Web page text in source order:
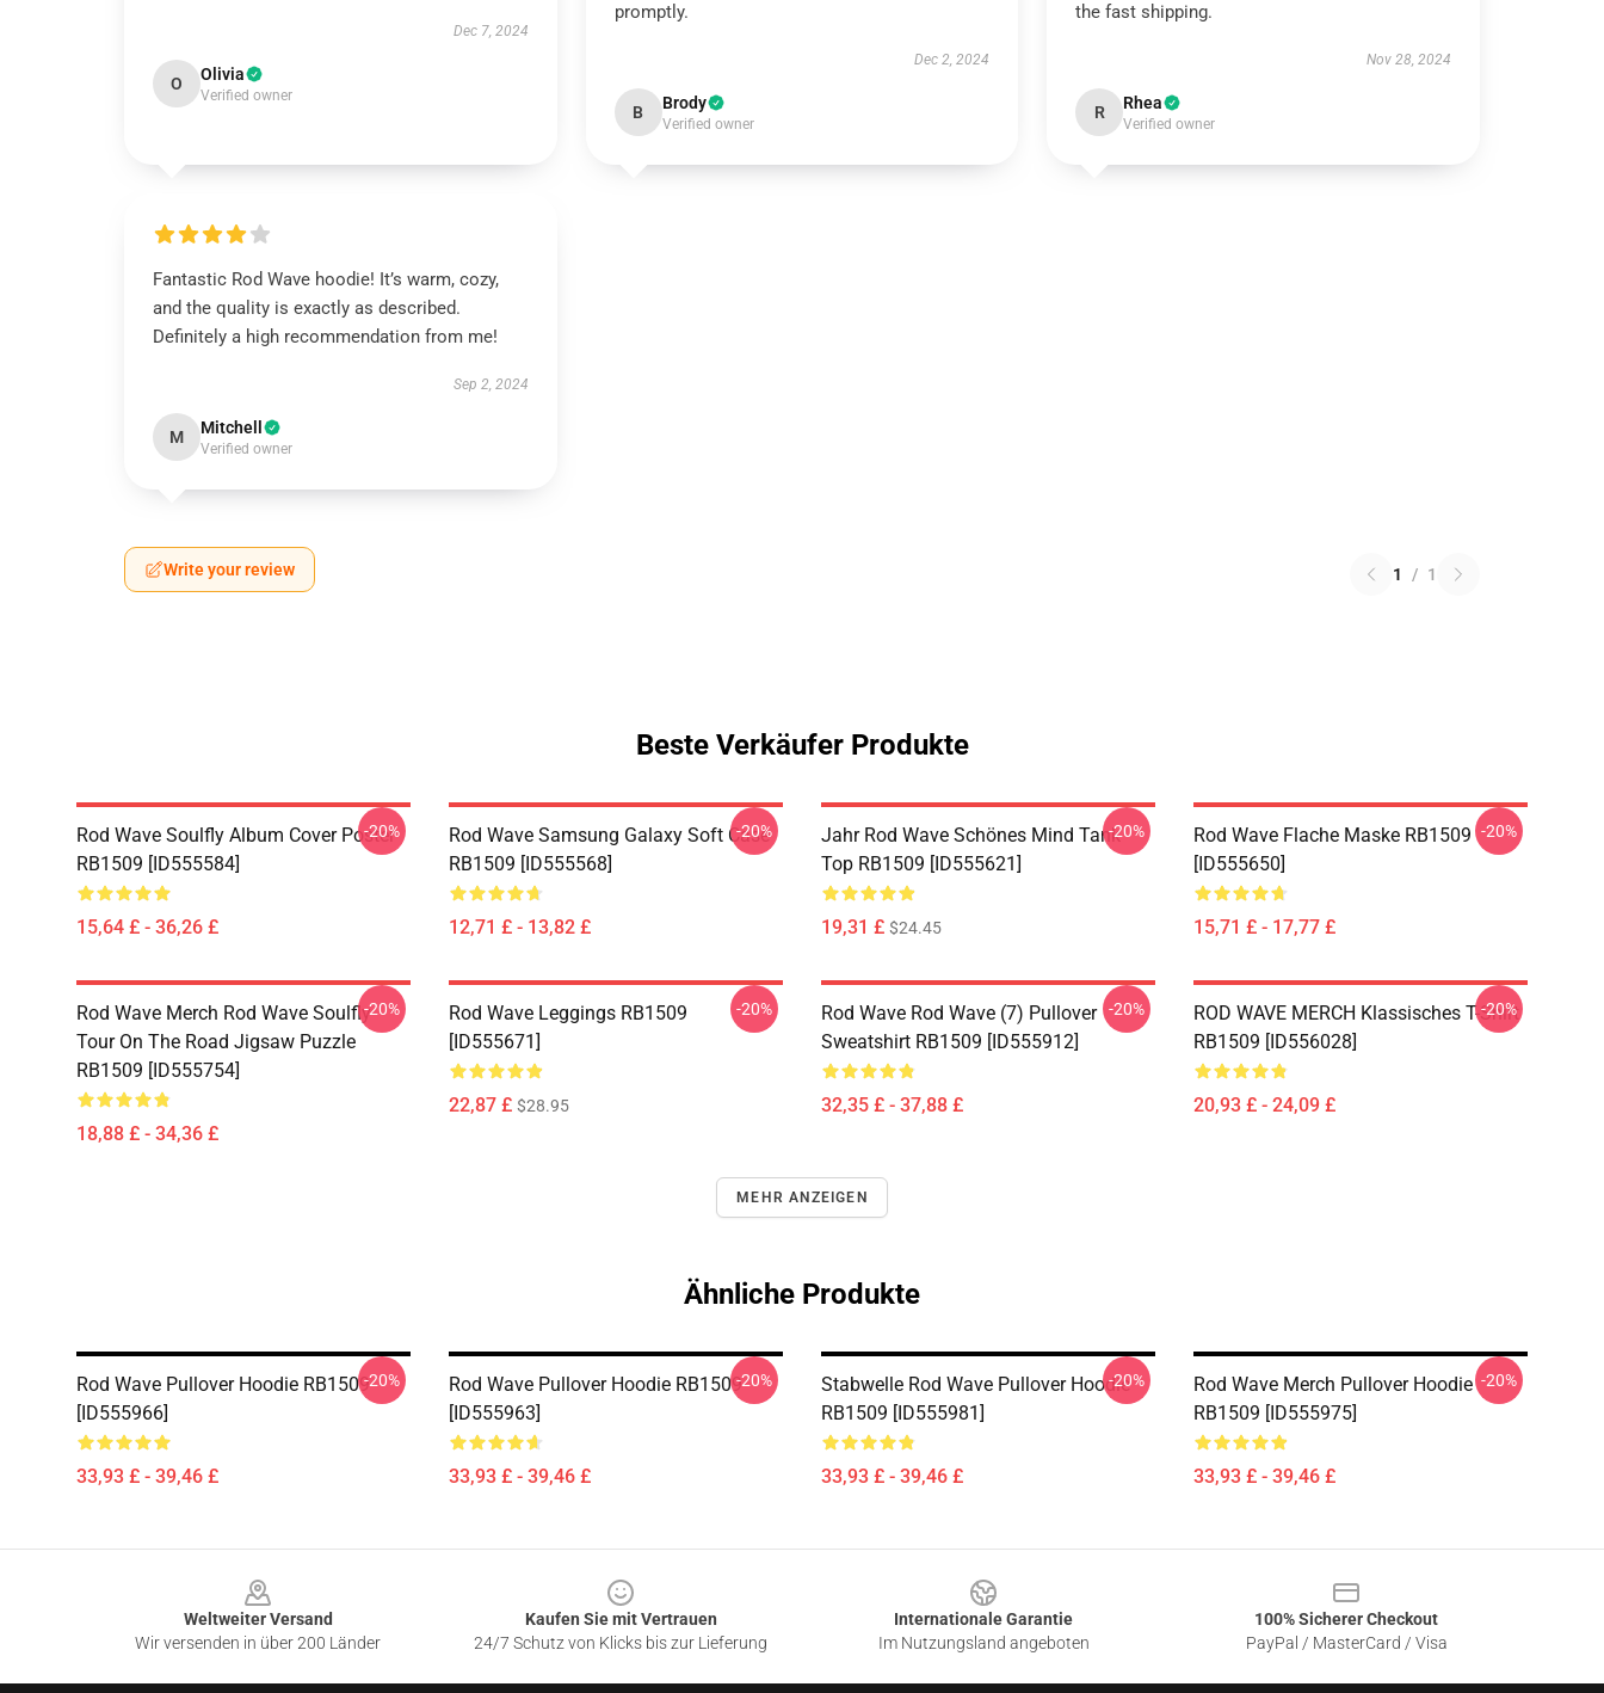
Dec 7, 2024
O Olivia
Verified owner
promptly.
Dec 2, 2024
B Brody
Verified owner
the fast shipping.
Nov 28, 2024
R Rhea
Verified owner
Fantastic Rod Wave hoodie! It’s warm, cozy,
and the quality is exactly as described.
Definitely a high recommendation from me!
Sep 2, 2024
M Mitchell
Verified owner
Write your review 1 / 1
Beste Verkäufer Produkte
Rod Wave Soulfly Album Cover Poster
RB1509 [ID555584]
15,64 £ - 36,26 £
-20%
Rod Wave Samsung Galaxy Soft Case
RB1509 [ID555568]
12,71 £ - 13,82 £
-20%
Jahr Rod Wave Schönes Mind Tank
Top RB1509 [ID555621]
19,31 £ $24.45
-20%
Rod Wave Flache Maske RB1509
[ID555650]
15,71 £ - 17,77 £
-20%
Rod Wave Merch Rod Wave Soulfly
Tour On The Road Jigsaw Puzzle
RB1509 [ID555754]
18,88 £ - 34,36 £
-20%
Rod Wave Leggings RB1509
[ID555671]
22,87 £ $28.95
-20%
Rod Wave Rod Wave (7) Pullover
Sweatshirt RB1509 [ID555912]
32,35 £ - 37,88 £
-20%
ROD WAVE MERCH Klassisches T-Shirt
RB1509 [ID556028]
20,93 £ - 24,09 £
-20%
MEHR ANZEIGEN
Ähnliche Produkte
Rod Wave Pullover Hoodie RB1509
[ID555966]
33,93 £ - 39,46 £
-20%
Rod Wave Pullover Hoodie RB1509
[ID555963]
33,93 £ - 39,46 £
-20%
Stabwelle Rod Wave Pullover Hoodie
RB1509 [ID555981]
33,93 £ - 39,46 £
-20%
Rod Wave Merch Pullover Hoodie
RB1509 [ID555975]
33,93 £ - 39,46 £
-20%
Weltweiter Versand
Wir versenden in über 200 Länder
Kaufen Sie mit Vertrauen
24/7 Schutz von Klicks bis zur Lieferung
Internationale Garantie
Im Nutzungsland angeboten
100% Sicherer Checkout
PayPal / MasterCard / Visa